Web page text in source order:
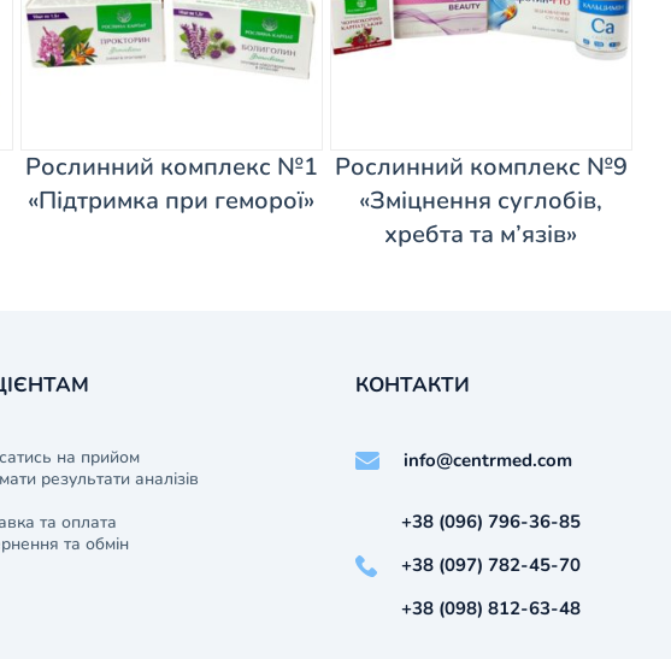
Рослинний комплекс №1
«Підтримка при геморої»
Рослинний комплекс №9
«Зміцнення суглобів,
хребта та м’язів»
на прийом
результати аналізів
та оплата
та обмін
КОНТАКТИ
info@centrmed.com
+38 (096) 796-36-85
+38 (097) 782-45-70
+38 (098) 812-63-48